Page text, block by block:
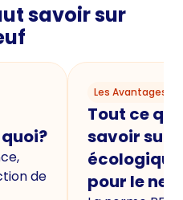
savoir sur
de
Les Avantages
Tout ce
savoir sur
écologique
pour le